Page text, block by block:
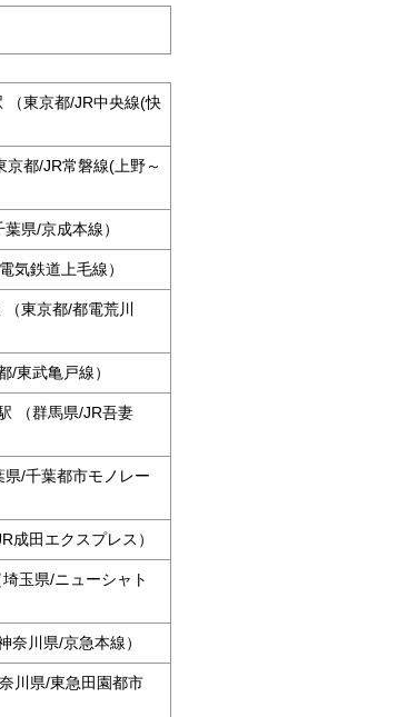
東京都/JR中央線(快
都/JR常磐線(上野～
県/京成本線）
鉄道上毛線）
東京都/都電荒川
東武亀戸線）
（群馬県/JR吾妻
/千葉都市モノレー
田エクスプレス）
玉県/ニューシャト
川県/京急本線）
川県/東急田園都市